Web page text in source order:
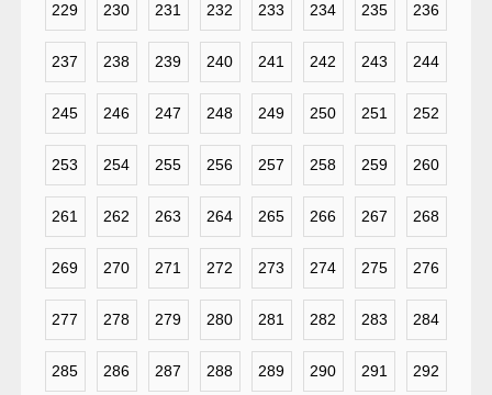
229 230 231 232 233 234 235 236
237 238 239 240 241 242 243 244
245 246 247 248 249 250 251 252
253 254 255 256 257 258 259 260
261 262 263 264 265 266 267 268
269 270 271 272 273 274 275 276
277 278 279 280 281 282 283 284
285 286 287 288 289 290 291 292